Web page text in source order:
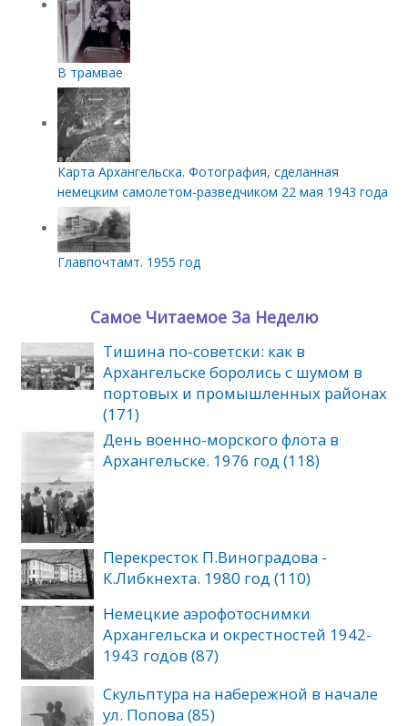
В трамвае
Карта Архангельска. Фотография, сделанная
немецким самолетом-разведчиком 22 мая 1943 года
Главпочтамт. 1955 год
Самое Читаемое За Неделю
Тишина по‑советски: как в
Архангельске боролись с шумом в
портовых и промышленных районах
(171)
День военно-морского флота в
Архангельске. 1976 год (118)
Перекресток П.Виноградова -
К.Либкнехта. 1980 год (110)
Немецкие аэрофотоснимки
Архангельска и окрестностей 1942-
1943 годов (87)
Скульптура на набережной в начале
ул. Попова (85)